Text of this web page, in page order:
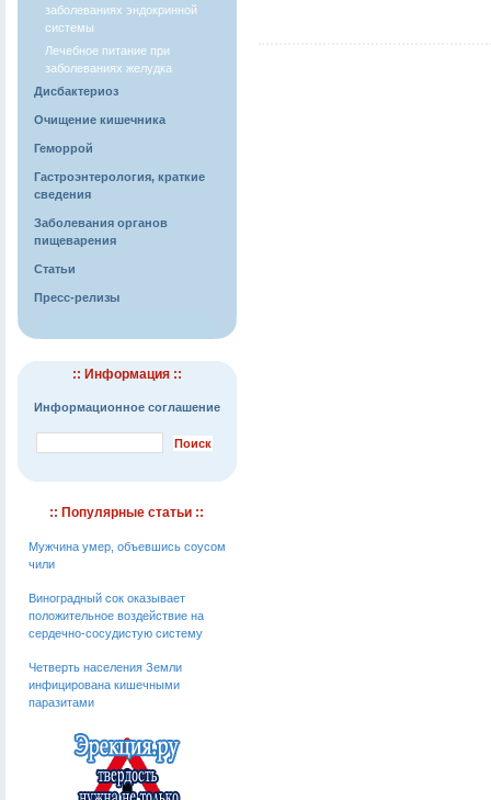
заболеваниях эндокринной
системы
Лечебное питание при
заболеваниях желудка
Дисбактериоз
Очищение кишечника
Геморрой
Гастроэнтерология, краткие
сведения
Заболевания органов
пищеварения
Статьи
Пресс-релизы
:: Информация ::
Информационное соглашение
:: Популярные статьи ::
Мужчина умер, объевшись соусом
чили
Виноградный сок оказывает
положительное воздействие на
сердечно-сосудистую систему
Четверть населения Земли
инфицирована кишечными
паразитами